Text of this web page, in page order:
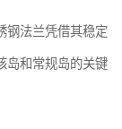
钢法兰凭借其稳定
岛和常规岛的关键